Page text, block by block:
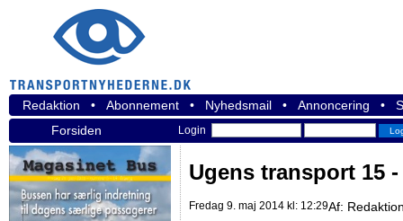
Redaktion • Abonnement • Nyhedsmail • Annoncering •
Forsiden
Login
Ugens transport 15
Fredag 9. maj 2014 kl: 12:29Af: